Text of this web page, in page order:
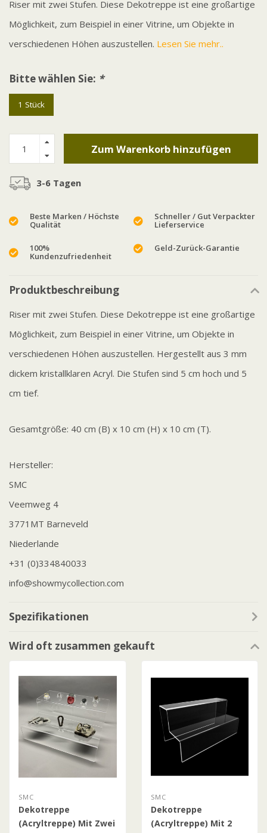
Riser mit zwei Stufen. Diese Dekotreppe ist eine großartige
Möglichkeit, zum Beispiel in einer Vitrine, um Objekte in
verschiedenen Höhen auszustellen. Lesen Sie mehr..
Bitte wählen Sie: *
1 Stück
Zum Warenkorb hinzufügen
3-6 Tagen
Beste Marken / Höchste
Qualität
Schneller / Gut Verpackter
Lieferservice
100%
Kundenzufriedenheit
Geld-Zurück-Garantie
Produktbeschreibung
Riser mit zwei Stufen. Diese Dekotreppe ist eine großartige
Möglichkeit, zum Beispiel in einer Vitrine, um Objekte in
verschiedenen Höhen auszustellen. Hergestellt aus 3 mm
dickem kristallklaren Acryl. Die Stufen sind 5 cm hoch und 5
cm tief.
Gesamtgröße: 40 cm (B) x 10 cm (H) x 10 cm (T).
Hersteller:
SMC
Veemweg 4
3771MT Barneveld
Niederlande
+31 (0)334840033
info@showmycollection.com
Spezifikationen
Wird oft zusammen gekauft
SMC
Dekotreppe
(Acryltreppe) Mit Zwei
SMC
Dekotreppe
(Acryltreppe) Mit 2